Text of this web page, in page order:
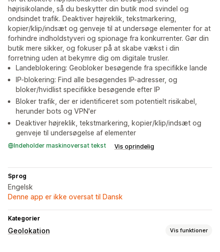
højrisikolande, så du beskytter din butik mod svindel og
ondsindet trafik. Deaktiver højreklik, tekstmarkering,
kopier/klip/indsæt og genveje til at undersøge elementer for at
forhindre indholdstyveri og spionage fra konkurrenter. Gør din
butik mere sikker, og fokuser på at skabe vækst i din
forretning uden at bekymre dig om digitale trusler.
Landeblokering: Geobloker besøgende fra specifikke lande
IP-blokering: Find alle besøgendes IP-adresser, og
bloker/hvidlist specifikke besøgende efter IP
Bloker trafik, der er identificeret som potentielt risikabel,
herunder bots og VPN'er
Deaktiver højreklik, tekstmarkering, kopier/klip/indsæt og
genveje til undersøgelse af elementer
Indeholder maskinoversat tekst Vis oprindelig
Sprog
Engelsk
Denne app er ikke oversat til Dansk
Kategorier
Geolokation Vis funktioner